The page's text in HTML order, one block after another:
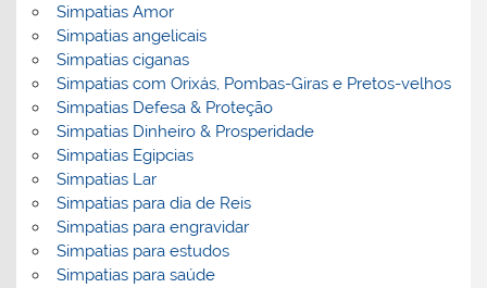
Simpatias Amor
Simpatias angelicais
Simpatias ciganas
Simpatias com Orixás, Pombas-Giras e Pretos-velhos
Simpatias Defesa & Proteção
Simpatias Dinheiro & Prosperidade
Simpatias Egipcias
Simpatias Lar
Simpatias para dia de Reis
Simpatias para engravidar
Simpatias para estudos
Simpatias para saúde